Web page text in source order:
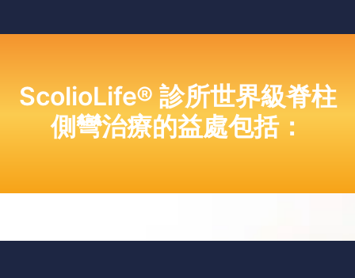
ScolioLife® 診所世界級脊柱
側彎治療的益處包括：